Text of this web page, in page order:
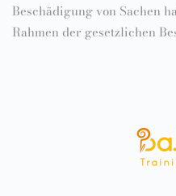
Beschädigung von Sachen
Rahmen der gesetzlichen